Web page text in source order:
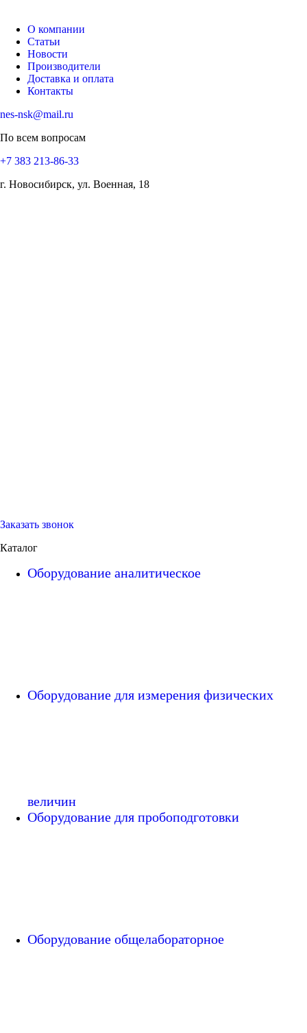
О компании
Статьи
Новости
Производители
Доставка и оплата
Контакты
nes-nsk@mail.ru
По всем вопросам
+7 383 213-86-33
г. Новосибирск, ул. Военная, 18
Заказать звонок
Каталог
Оборудование аналитическое
Оборудование для измерения физических
величин
Оборудование для пробоподготовки
Оборудование общелабораторное